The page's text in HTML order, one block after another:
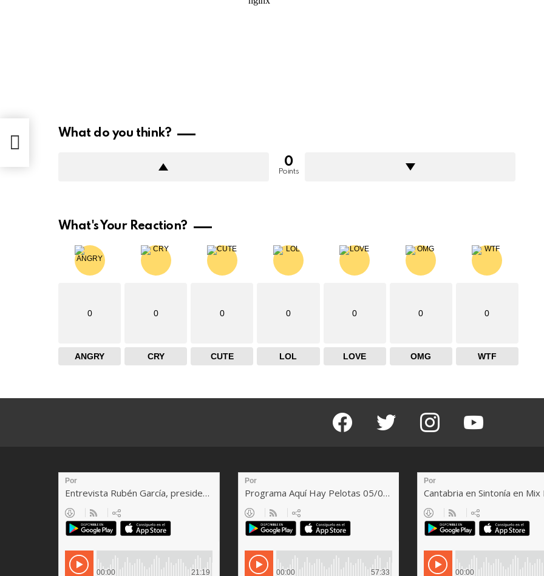
What do you think?
0
Points
What's Your Reaction?
0
ANGRY
0
CRY
0
CUTE
0
LOL
0
LOVE
0
OMG
0
WTF
facebook twitter instagram youtube